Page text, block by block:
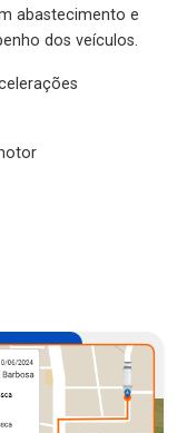
abastecimento e
dos veículos.